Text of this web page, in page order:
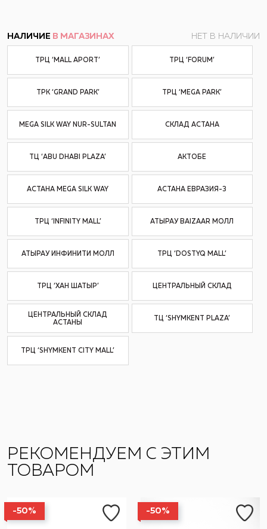
НАЛИЧИЕ В МАГАЗИНАХ НЕТ В НАЛИЧИИ
ТРЦ ‘MALL APORT’ ТРЦ ‘FORUM’
ТРК ‘GRAND PARK’ ТРЦ ‘MEGA PARK’
MEGA SILK WAY NUR-SULTAN СКЛАД АСТАНА
ТЦ ‘ABU DHABI PLAZA’ АКТОБЕ
АСТАНА MEGA SILK WAY АСТАНА ЕВРАЗИЯ-3
ТРЦ ‘INFINITY MALL’ АТЫРАУ BAIZAAR МОЛЛ
АТЫРАУ ИНФИНИТИ МОЛЛ ТРЦ ‘DOSTYQ MALL’
ТРЦ ‘ХАН ШАТЫР’ ЦЕНТРАЛЬНЫЙ СКЛАД
ЦЕНТРАЛЬНЫЙ СКЛАД
АСТАНЫ
ТЦ ‘SHYMKENT PLAZA’
ТРЦ ‘SHYMKENT CITY MALL’
РЕКОМЕНДУЕМ С ЭТИМ
ТОВАРОМ
-50% -50%